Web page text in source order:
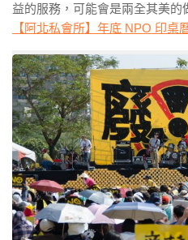
益的服務，可能會是兩全其美的
【阿北私會所】年底 NPO 印桌